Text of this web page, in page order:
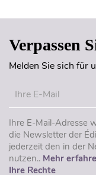
Verpassen
Melden Sie sich für
Ihre E-Mail-Adresse
die Newsletter der
jederzeit den in der
nutzen.. Mehr
Ihre Rechte